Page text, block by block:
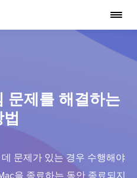
문제를 해결하는
법
문제가 있는 경우 수행해야
을 종료하는 동안 종료되지